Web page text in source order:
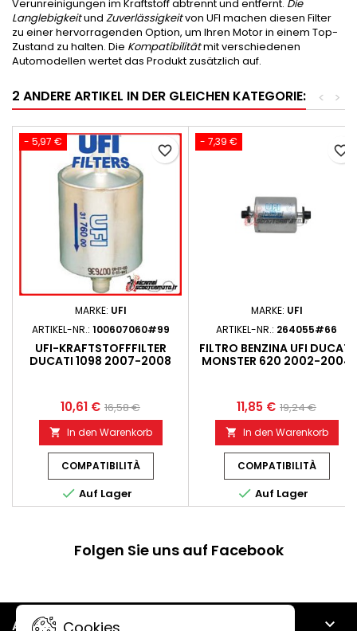
Verunreinigungen im Kraftstoff abtrennt und entfernt. Die
Langlebigkeitund Zuverlässigkeitvon UFI machen diesen Filter
zu einer hervorragenden Option, um Ihren Motor in einem Top-
Zustand zu halten. Die Kompatibilitätmit verschiedenen
Automodellen wertet das Produkt zusätzlich auf.
2 ANDERE ARTIKEL IN DER GLEICHEN KATEGORIE: >
<
- 5,97 €
MARKE: UFI
ARTIKEL-NR.: 100607060#99
UFI-KRAFTSTOFFFILTER
DUCATI 1098 2007-2008
10,61 € 16,58 €
 In den Warenkorb
COMPATIBILITÀ
 Auf Lager
favorite_border
- 7,39 €
MARKE: UFI
ARTIKEL-NR.: 264055#66
FILTRO BENZINA UFI DUCATI
MONSTER 620 2002-2004
11,85 € 19,24 €
 In den Warenkorb
COMPATIBILITÀ
 Auf Lager
favorite_border
Folgen Sie uns auf Facebook
ARTIKEL 